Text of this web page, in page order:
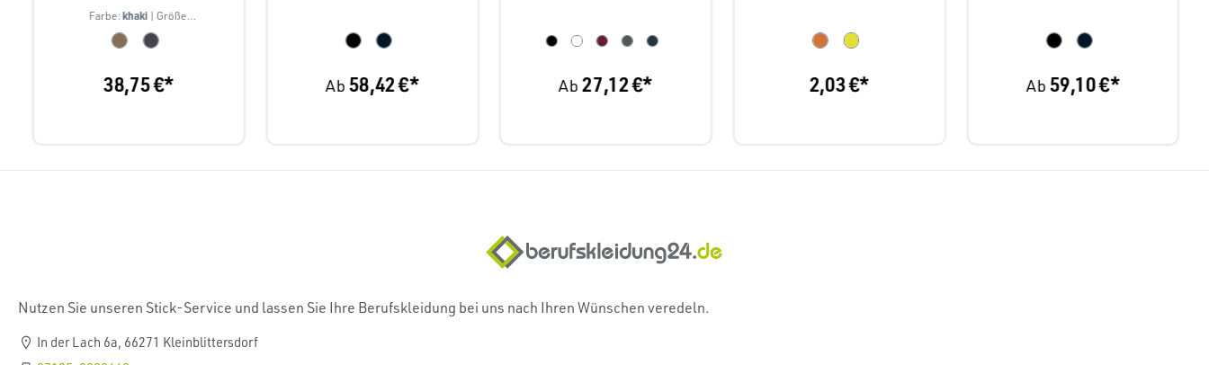
Farbe: khaki | Größe:
38,75 €* Ab 58,42 €* Ab27,12 €* 2,03 €* Ab 59,10 €*
Nutzen Sie unseren Stick-Service und lassen Sie Ihre Berufskleidung bei uns nach Ihren Wünschen veredeln.
In der Lach 6a, 66271 Kleinblittersdorf